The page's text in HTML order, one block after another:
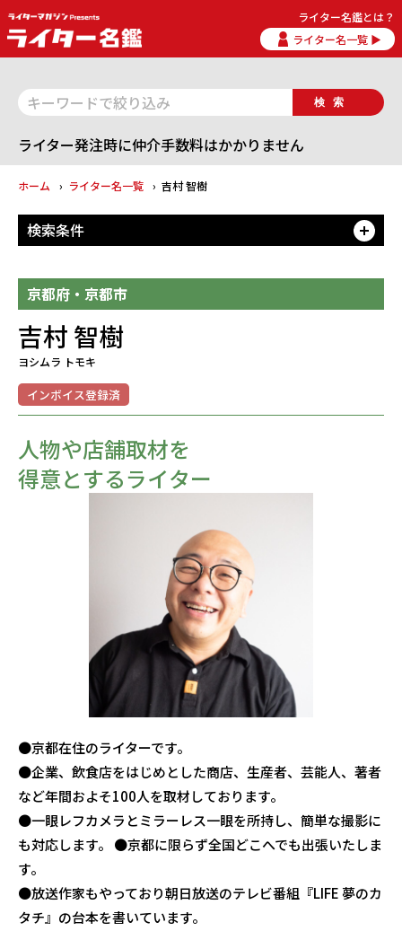
ライター名鑑とは？
ライター名一覧 ▶
検索
ライター発注時に仲介手数料はかかりません
ホーム ライター名一覧 吉村 智樹
検索条件
京都府・京都市
吉村 智樹
ヨシムラ トモキ
インボイス登録済
人物や店舗取材を
得意とするライター
●京都在住のライターです。
●企業、飲食店をはじめとした商店、生産者、芸能人、著者
など年間およそ100人を取材しております。
●一眼レフカメラとミラーレス一眼を所持し、簡単な撮影に
も対応します。 ●京都に限らず全国どこへでも出張いたしま
す。
●放送作家もやっており朝日放送のテレビ番組『LIFE 夢のカ
タチ』の台本を書いています。